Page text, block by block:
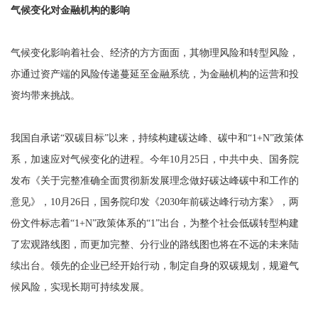
气候变化对金融机构的影响
气候变化影响着社会、经济的方方面面，其物理风险和转型风险，
亦通过资产端的风险传递蔓延至金融系统，为金融机构的运营和投
资均带来挑战。
我国自承诺“双碳目标”以来，持续构建碳达峰、碳中和“1+N”政策体
系，加速应对气候变化的进程。今年10月25日，中共中央、国务院
发布《关于完整准确全面贯彻新发展理念做好碳达峰碳中和工作的
意见》，10月26日，国务院印发《2030年前碳达峰行动方案》，两
份文件标志着“1+N”政策体系的“1”出台，为整个社会低碳转型构建
了宏观路线图，而更加完整、分行业的路线图也将在不远的未来陆
续出台。领先的企业已经开始行动，制定自身的双碳规划，规避气
候风险，实现长期可持续发展。